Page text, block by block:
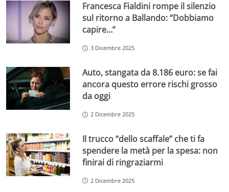
Francesca Fialdini rompe il silenzio
sul ritorno a Ballando: “Dobbiamo
capire…”
3 Dicembre 2025
Auto, stangata da 8.186 euro: se fai
ancora questo errore rischi grosso
da oggi
2 Dicembre 2025
Il trucco “dello scaffale” che ti fa
spendere la metà per la spesa: non
finirai di ringraziarmi
2 Dicembre 2025